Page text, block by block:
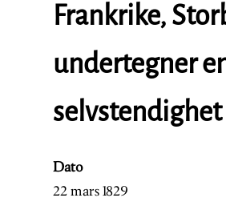
Frankrike,
undertegner
Dato
22 mars 1829